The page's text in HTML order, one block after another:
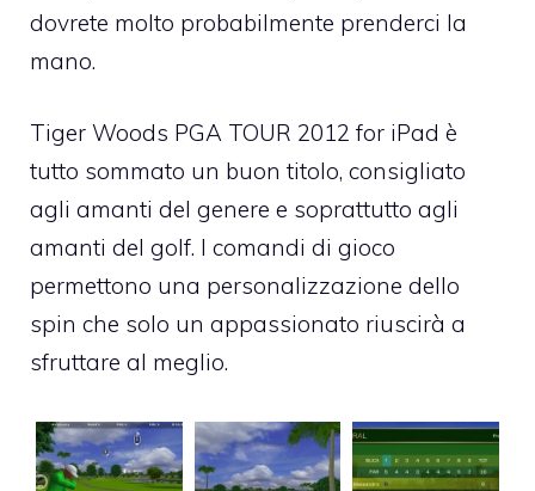
dovrete molto probabilmente prenderci la
mano.
Tiger Woods PGA TOUR 2012 for iPad è
tutto sommato un buon titolo, consigliato
agli amanti del genere e soprattutto agli
amanti del golf. I comandi di gioco
permettono una personalizzazione dello
spin che solo un appassionato riuscirà a
sfruttare al meglio.